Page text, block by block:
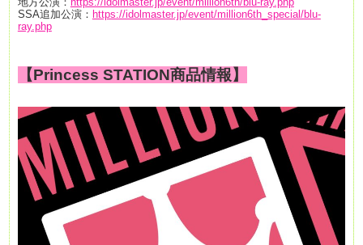
SSA追加公演： https://idolmaster.jp/event/million6th_special/blu-
ray.php
【Princess STATION商品情報】